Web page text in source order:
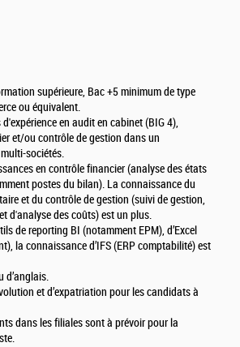
supérieure, Bac +5 minimum de type
ou équivalent.
en audit en cabinet (BIG 4),
et/ou contrôle de gestion dans un
sociétés.
en contrôle financier (analyse des états
postes du bilan). La connaissance du
et du contrôle de gestion (suivi de gestion,
d'analyse des coûts) est un plus.
de reporting BI (notamment EPM), d’Excel
la connaissance d’IFS (ERP comptabilité) est
d’anglais.
et d’expatriation pour les candidats à
dans les filiales sont à prévoir pour la